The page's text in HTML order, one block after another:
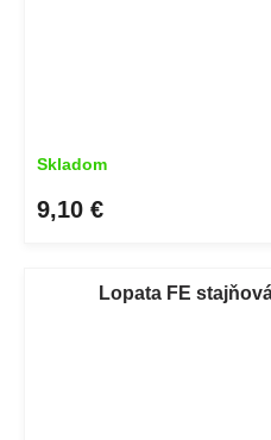
Skladom
9,10 €
Lopata FE